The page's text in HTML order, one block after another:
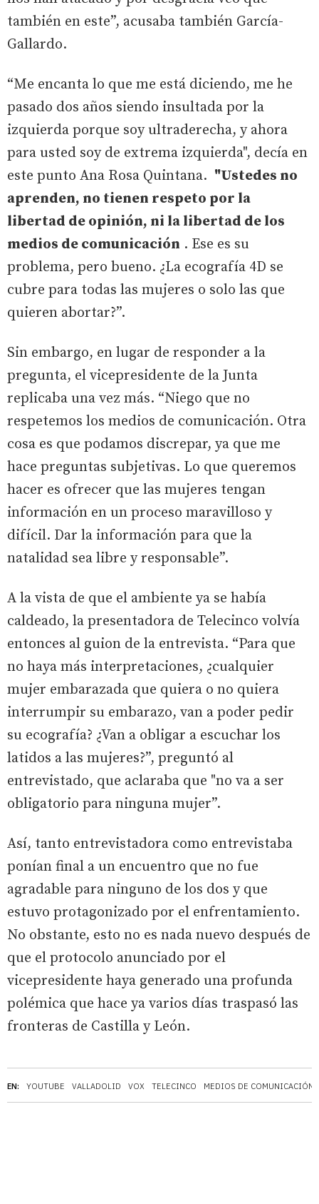
EN: YOUTUBE VALLADOLID VOX TELECINCO MEDIOS DE COMUNICACIÓN
también en este”, acusaba también García-
Gallardo.
“Me encanta lo que me está diciendo, me he
pasado dos años siendo insultada por la
izquierda porque soy ultraderecha, y ahora
para usted soy de extrema izquierda", decía en
este punto Ana Rosa Quintana. "Ustedes no
aprenden, no tienen respeto por la
libertad de opinión, ni la libertad de los
medios de comunicación . Ese es su
problema, pero bueno. ¿La ecografía 4D se
cubre para todas las mujeres o solo las que
quieren abortar?”.
Sin embargo, en lugar de responder a la
pregunta, el vicepresidente de la Junta
replicaba una vez más. “Niego que no
respetemos los medios de comunicación. Otra
cosa es que podamos discrepar, ya que me
hace preguntas subjetivas. Lo que queremos
hacer es ofrecer que las mujeres tengan
información en un proceso maravilloso y
difícil. Dar la información para que la
natalidad sea libre y responsable”.
A la vista de que el ambiente ya se había
caldeado, la presentadora de Telecinco volvía
entonces al guion de la entrevista. “Para que
no haya más interpretaciones, ¿cualquier
mujer embarazada que quiera o no quiera
interrumpir su embarazo, van a poder pedir
su ecografía? ¿Van a obligar a escuchar los
latidos a las mujeres?”, preguntó al
entrevistado, que aclaraba que "no va a ser
obligatorio para ninguna mujer”.
Así, tanto entrevistadora como entrevistaba
ponían final a un encuentro que no fue
agradable para ninguno de los dos y que
estuvo protagonizado por el enfrentamiento.
No obstante, esto no es nada nuevo después de
que el protocolo anunciado por el
vicepresidente haya generado una profunda
polémica que hace ya varios días traspasó las
fronteras de Castilla y León.